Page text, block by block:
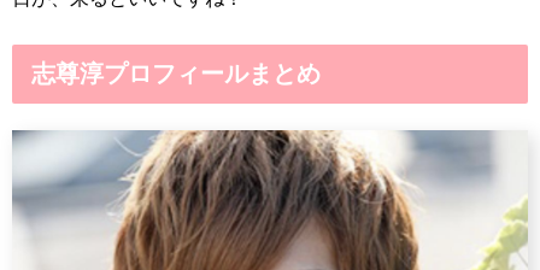
志尊淳プロフィールまとめ